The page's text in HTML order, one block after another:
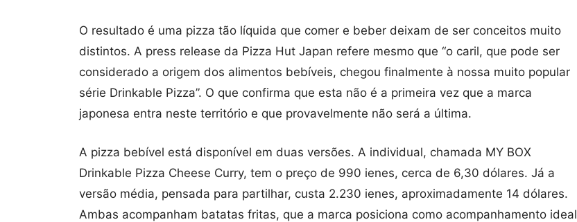
O resultado é uma pizza tão líquida que comer e beber deixam de ser conceitos muito
distintos. A press release da Pizza Hut Japan refere mesmo que “o caril, que pode ser
considerado a origem dos alimentos bebíveis, chegou finalmente à nossa muito popular
série Drinkable Pizza”. O que confirma que esta não é a primeira vez que a marca
japonesa entra neste território e que provavelmente não será a última.
A pizza bebível está disponível em duas versões. A individual, chamada MY BOX
Drinkable Pizza Cheese Curry, tem o preço de 990 ienes, cerca de 6,30 dólares. Já a
versão média, pensada para partilhar, custa 2.230 ienes, aproximadamente 14 dólares.
Ambas acompanham batatas fritas, que a marca posiciona como acompanhamento ideal